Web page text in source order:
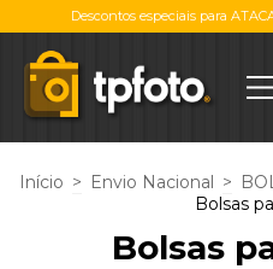
Descontos especiais para
Início > Envio Nacional >
Bolsas
Bolsas